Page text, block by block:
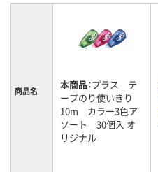
商品名 本商品：プラス テ
ープのり使いきり
10m カラー3色ア
ソート 30個入 オ
リジナル